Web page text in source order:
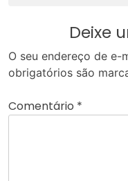
Deixe
O seu endereço de e-
obrigatórios são
Comentário *